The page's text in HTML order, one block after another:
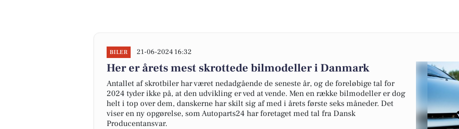
BILER 21-06-2024 16:32
Her er årets mest skrottede bilmodeller i Danmark
Antallet af skrotbiler har været nedadgående de seneste år, og de foreløbige tal for
2024 tyder ikke på, at den udvikling er ved at vende. Men en række bilmodeller er dog
helt i top over dem, danskerne har skilt sig af med i årets første seks måneder. Det
viser en ny opgørelse, som Autoparts24 har foretaget med tal fra Dansk
Producentansvar.